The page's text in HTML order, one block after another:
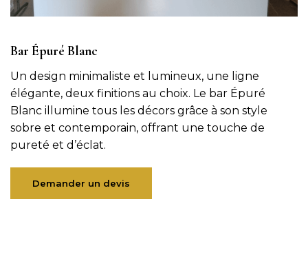
Bar Épuré Blanc
Un design minimaliste et lumineux, une ligne
élégante, deux finitions au choix. Le bar Épuré
Blanc illumine tous les décors grâce à son style
sobre et contemporain, offrant une touche de
pureté et d’éclat.
Demander un devis